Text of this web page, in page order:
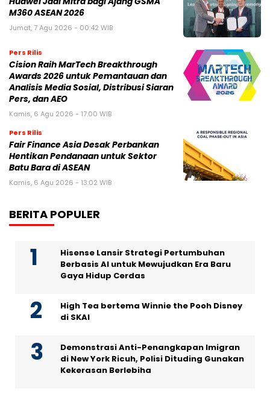
M360 ASEAN 2026
Jumat, 7 Agu 2026 - 00:42 WIB
Pers Rilis
Cision Raih MarTech Breakthrough
Awards 2026 untuk Pemantauan dan
Analisis Media Sosial, Distribusi Siaran
Pers, dan AEO
Kamis, 6 Agu 2026 - 17:00 WIB
Pers Rilis
Fair Finance Asia Desak Perbankan
Hentikan Pendanaan untuk Sektor
Batu Bara di ASEAN
Kamis, 6 Agu 2026 - 13:02 WIB
BERITA POPULER
Hisense Lansir Strategi Pertumbuhan
Berbasis AI untuk Mewujudkan Era Baru
Gaya Hidup Cerdas
High Tea bertema Winnie the Pooh Disney
di SKAI
Demonstrasi Anti-Penangkapan Imigran
di New York Ricuh, Polisi Dituding Gunakan
Kekerasan Berlebiha